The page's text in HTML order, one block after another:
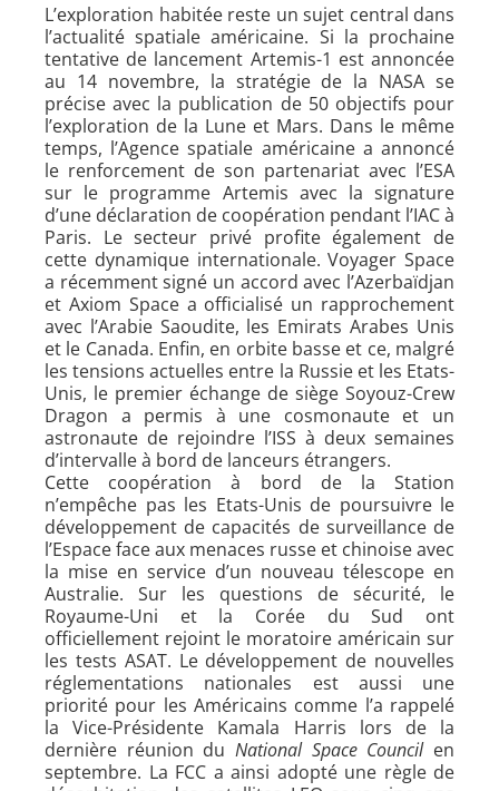
L’exploration habitée reste un sujet central dans
l’actualité spatiale américaine. Si la prochaine
tentative de lancement Artemis-1 est annoncée
au 14 novembre, la stratégie de la NASA se
précise avec la publication de 50 objectifs pour
l’exploration de la Lune et Mars. Dans le même
temps, l’Agence spatiale américaine a annoncé
le renforcement de son partenariat avec l’ESA
sur le programme Artemis avec la signature
d’une déclaration de coopération pendant l’IAC à
Paris. Le secteur privé profite également de
cette dynamique internationale. Voyager Space
a récemment signé un accord avec l’Azerbaïdjan
et Axiom Space a officialisé un rapprochement
avec l’Arabie Saoudite, les Emirats Arabes Unis
et le Canada. Enfin, en orbite basse et ce, malgré
les tensions actuelles entre la Russie et les Etats-
Unis, le premier échange de siège Soyouz-Crew
Dragon a permis à une cosmonaute et un
astronaute de rejoindre l’ISS à deux semaines
d’intervalle à bord de lanceurs étrangers.
Cette coopération à bord de la Station
n’empêche pas les Etats-Unis de poursuivre le
développement de capacités de surveillance de
l’Espace face aux menaces russe et chinoise avec
la mise en service d’un nouveau télescope en
Australie. Sur les questions de sécurité, le
Royaume-Uni et la Corée du Sud ont
officiellement rejoint le moratoire américain sur
les tests ASAT. Le développement de nouvelles
réglementations nationales est aussi une
priorité pour les Américains comme l’a rappelé
la Vice-Présidente Kamala Harris lors de la
dernière réunion du National Space Councilen
septembre. La FCC a ainsi adopté une règle de